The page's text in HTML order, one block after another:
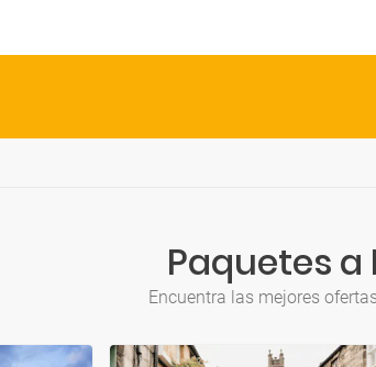
Paquetes
Encuentra las mejores